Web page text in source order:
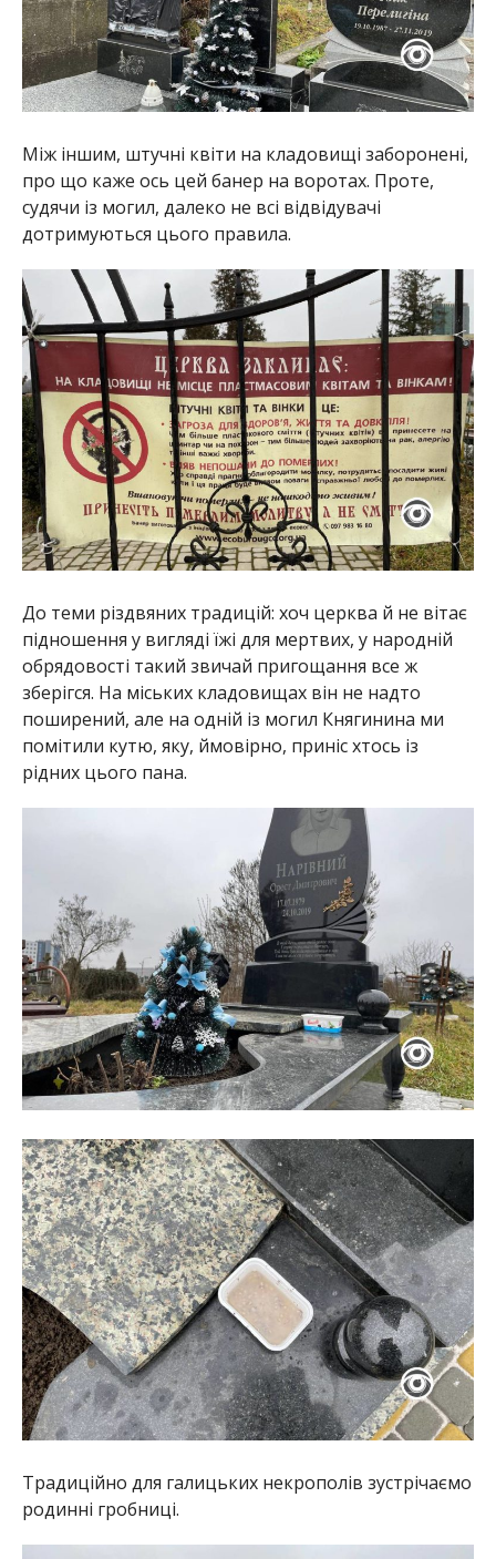
Між іншим, штучні квіти на кладовищі заборонені,
про що каже ось цей банер на воротах. Проте,
судячи із могил, далеко не всі відвідувачі
дотримуються цього правила.
До теми різдвяних традицій: хоч церква й не вітає
підношення у вигляді їжі для мертвих, у народній
обрядовості такий звичай пригощання все ж
зберігся. На міських кладовищах він не надто
поширений, але на одній із могил Княгинина ми
помітили кутю, яку, ймовірно, приніс хтось із
рідних цього пана.
Традиційно для галицьких некрополів зустрічаємо
родинні гробниці.